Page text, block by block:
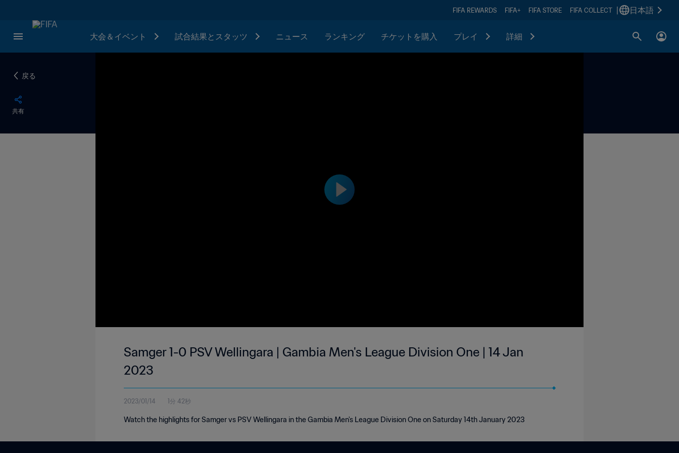
FIFA REWARDS FIFA+ FIFA STORE FIFA COLLECT 日本語
大会＆イベント 試合結果とスタッツ ニュース ランキング チケットを購入 プレイ 詳細
戻る
共有
Samger 1-0 PSV Wellingara | Gambia Men's League Division One | 14 Jan
2023
2023/01/14 1分 42秒
Watch the highlights for Samger vs PSV Wellingara in the Gambia Men's League Division One on Saturday 14th January 2023